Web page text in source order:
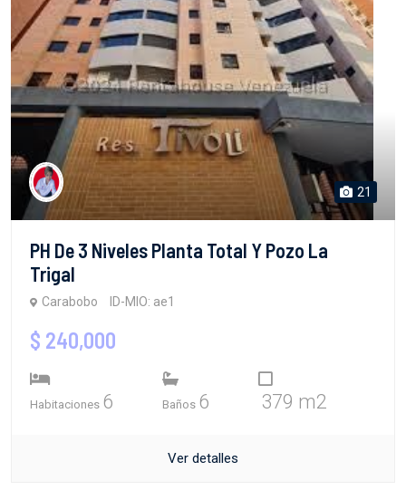
21
PH De 3 Niveles Planta Total Y Pozo La
Trigal
Carabobo ID-MIO: ae1
$ 240,000
Habitaciones 6 Baños 6 379 m2
Ver detalles